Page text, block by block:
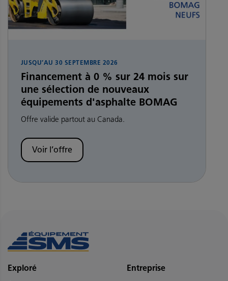
JUSQU’AU 30 SEPTEMBRE 2026
Financement à 0 % sur 24 mois sur
une sélection de nouveaux
équipements d'asphalte BOMAG
Offre valide partout au Canada.
Voir l’offre
Exploré
Entreprise